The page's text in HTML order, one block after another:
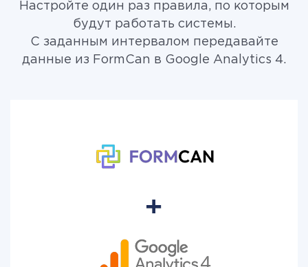
Настройте один раз правила, по которым
будут работать системы.
С заданным интервалом передавайте
данные из FormCan в Google Analytics 4.